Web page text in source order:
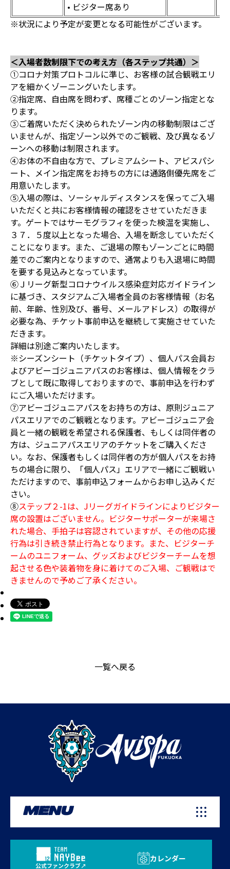
• ビジター席あり
※状況により予定が変更となる可能性がございます。
＜入場者数制限下での考え方（各ステップ共通）＞
①コロナ対策プロトコルに準じ、お客様の試合観戦エリ
アを細かくゾーニングいたします。
②指定席、自由席を問わず、席種ごとのゾーン指定とな
ります。
③ご着席いただく決められたゾーン内の移動制限はござ
いませんが、指定ゾーン以外でのご観戦、及び異なるゾ
ーンへの移動は制限されます。
④お体の不自由な方で、プレミアムシート、アビスパシ
ート、メイン指定席をお持ちの方には通路側優先席をご
用意いたします。
⑤入場の際は、ソーシャルディスタンスを保ってご入場
いただくと共にお客様情報の確認をさせていただきま
す。ゲートではサーモグラフィを使った検温を実施し、
３７．５度以上となった場合、入場を断念していただく
ことになります。また、ご退場の際もゾーンごとに時間
差でのご案内となりますので、通常よりも入退場に時間
を要する見込みとなっています。
⑥Ｊリーグ新型コロナウイルス感染症対応ガイドライン
に基づき、スタジアムご入場者全員のお客様情報（お名
前、年齢、性別及び、番号、メールアドレス）の取得が
必要な為、チケット事前申込を継続して実施させていた
だきます。
詳細は別途ご案内いたします。
※シーズンシート（チケットタイプ）、個人パス会員お
よびアビーゴジュニアパスのお客様は、個人情報をクラ
ブとして既に取得しておりますので、事前申込を行わず
にご入場いただけます。
⑦アビーゴジュニアパスをお持ちの方は、原則ジュニア
パスエリアでのご観戦となります。アビーゴジュニア会
員と一緒の観戦を希望される保護者、もしくは同伴者の
方は、ジュニアパスエリアのチケットをご購入くださ
い。なお、保護者もしくは同伴者の方が個人パスをお持
ちの場合に限り、「個人パス」エリアで一緒にご観戦い
ただけますので、事前申込フォームからお申し込みくだ
さい。
⑧ステップ２-1は、Jリーグガイドラインによりビジター
席の設置はございません。ビジターサポーターが来場さ
れた場合、手拍子は容認されていますが、その他の応援
行為は引き続き禁止行為となります。また、ビジターチ
ームのユニフォーム、グッズおよびビジターチームを想
起させる色や装着物を身に着けてのご入場、ご観戦はで
きませんので予めご了承ください。
一覧へ戻る
MENU
公式ファンクラブ
カレンダー